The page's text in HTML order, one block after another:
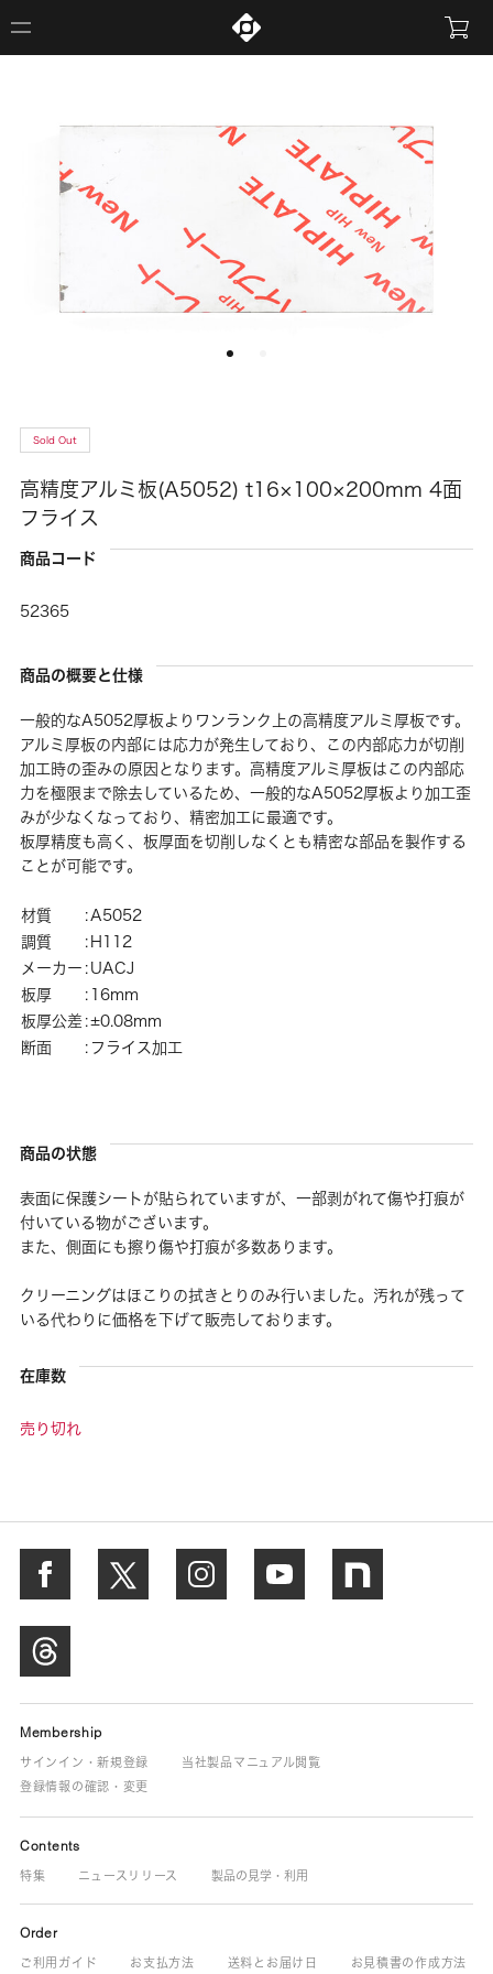
Sold Out
高精度アルミ板(A5052) t16×100×200mm 4面
フライス
商品コード
52365
商品の概要と仕様
一般的なA5052厚板よりワンランク上の高精度アルミ厚板です。
アルミ厚板の内部には応力が発生しており、この内部応力が切削
加工時の歪みの原因となります。高精度アルミ厚板はこの内部応
力を極限まで除去しているため、一般的なA5052厚板より加工歪
みが少なくなっており、精密加工に最適です。
板厚精度も高く、板厚面を切削しなくとも精密な部品を製作する
ことが可能です。
材質 :A5052
調質
:H112
メーカー :UACJ
板厚
: 16mm
板厚公差:±0.08mm
断面
: フライス加工
商品の状態
表面に保護シートが貼られていますが、一部剥がれて傷や打痕が
付いている物がございます。
また、側面にも擦り傷や打痕が多数あります。
クリーニングはほこりの拭きとりのみ行いました。汚れが残って
いる代わりに価格を下げて販売しております。
在庫数
売り切れ
Membership
サインイン・新規登録
当社製品マニュアル閲覧
登録情報の確認・変更
Contents
特集 ニュースリリース 製品の見学・利用
Order
ご利用ガイド お支払方法 送料とお届け日 お見積書の作成方法